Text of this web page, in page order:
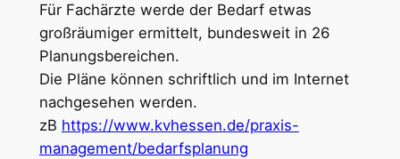
Für Fachärzte werde der Bedarf etwas
großräumiger ermittelt, bundesweit in 26
Planungsbereichen.
Die Pläne können schriftlich und im Internet
nachgesehen werden.
zB https://www.kvhessen.de/praxis-
management/bedarfsplanung